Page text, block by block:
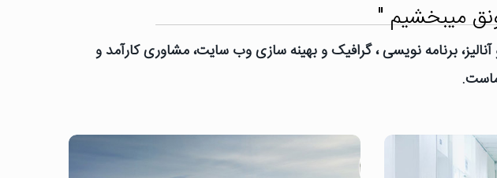
میبخشیم "
برنامه نویسی ، گرافیک و بهینه سازی وب سایت، مشاوری کارآمد و